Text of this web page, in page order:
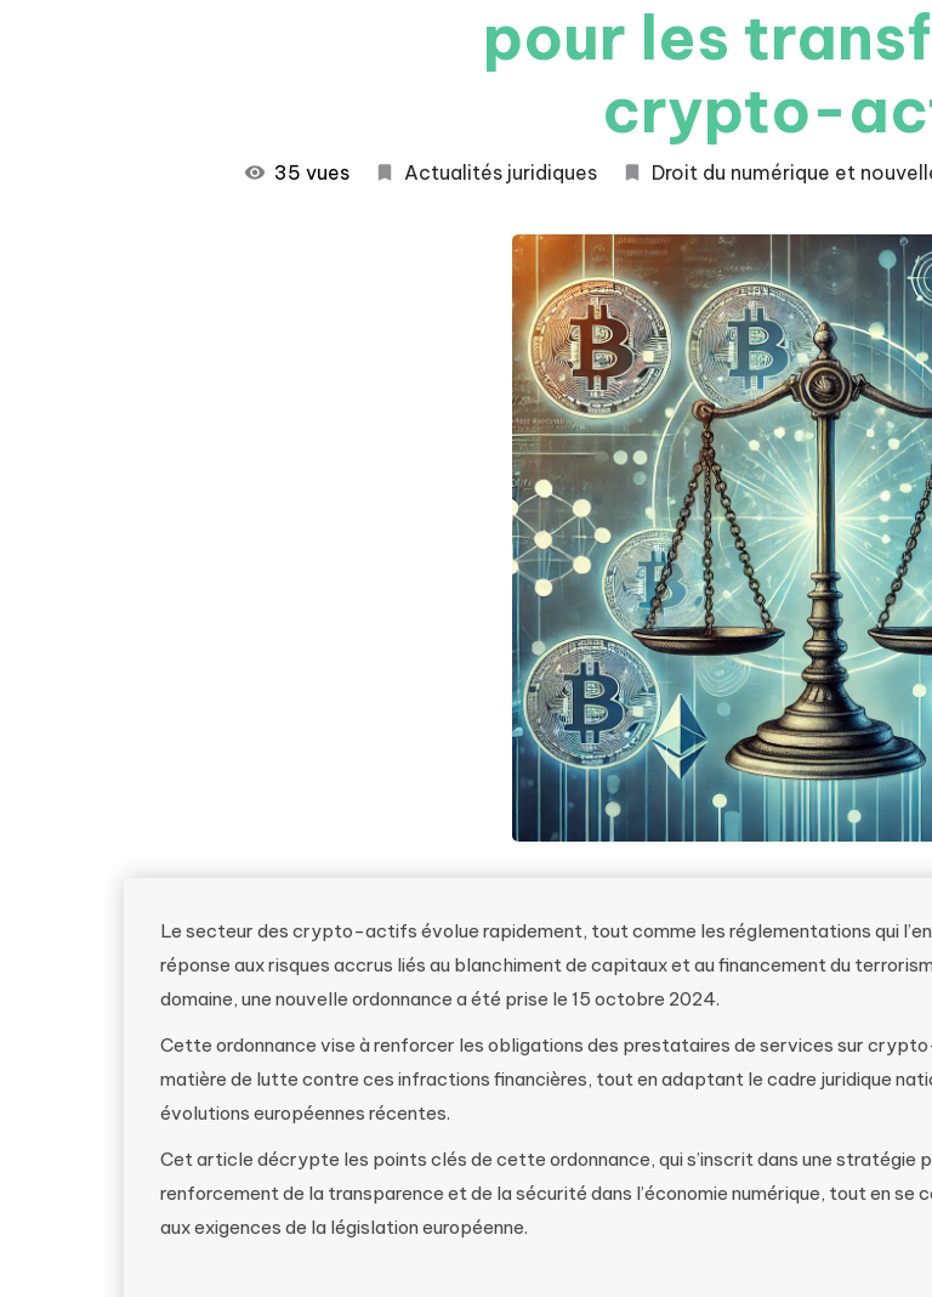
pour les
crypto-
35 vues Actualités juridiques Droit du numérique et
Le secteur des crypto-actifs évolue rapidement, tout comme les réglementations qui
réponse aux risques accrus liés au blanchiment de capitaux et au financement du
domaine, une nouvelle ordonnance a été prise le 15 octobre 2024.
Cette ordonnance vise à renforcer les obligations des prestataires de services sur
matière de lutte contre ces infractions financières, tout en adaptant le cadre juridique
évolutions européennes récentes.
Cet article décrypte les points clés de cette ordonnance, qui s’inscrit dans une stratégie
renforcement de la transparence et de la sécurité dans l’économie numérique, tout en se
aux exigences de la législation européenne.